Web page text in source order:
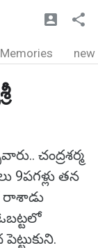
Memories new
చంద్రశర్మ
9పగళ్లు తన
రాశాడు